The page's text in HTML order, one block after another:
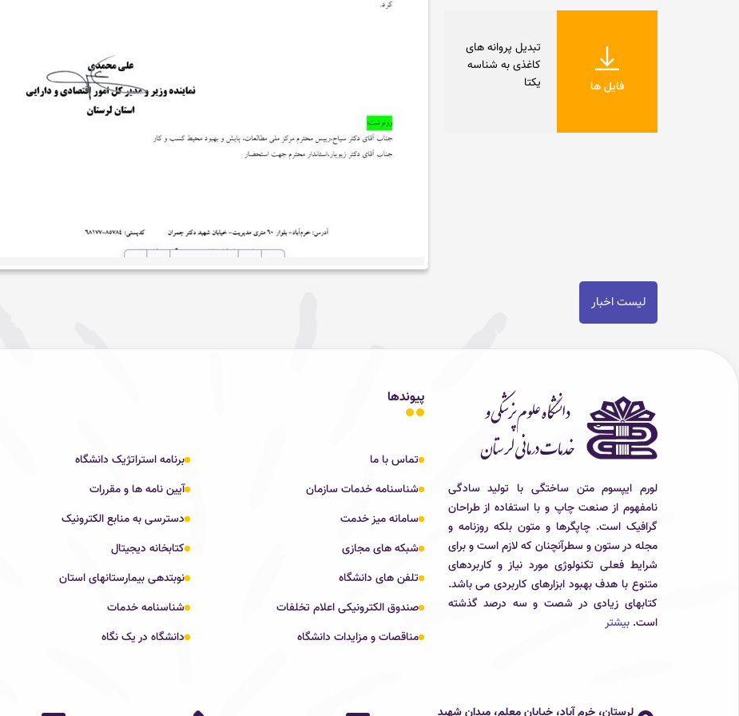
فایل ها
تبدیل پروانه های
کاغذی به شناسه
یکتا
لیست اخبار
لورم ایپسوم متن ساختگی با تولید سادگی
نامفهوم از صنعت چاپ و با استفاده از طراحان
گرافیک است. چاپگرها و متون بلکه روزنامه و
مجله در ستون و سطرآنچنان که لازم است و برای
شرایط فعلی تکنولوژی مورد نیاز و کاربردهای
متنوع با هدف بهبود ابزارهای کاربردی می باشد.
کتابهای زیادی در شصت و سه درصد گذشته
است. بیشتر
پیوندها
تماس با ما
برنامه استراتژیک دانشگاه
شناسنامه خدمات سازمان
آیین نامه ها و مقررات
سامانه میز خدمت
دسترسی به منابع الکترونیک
شبکه های مجازی
کتابخانه دیجیتال
تلفن های دانشگاه
نوبتدهی بیمارستانهای استان
صندوق الکترونیکی اعلام تخلفات
شناسنامه خدمات
مناقصات و مزایدات دانشگاه
دانشگاه در یک نگاه